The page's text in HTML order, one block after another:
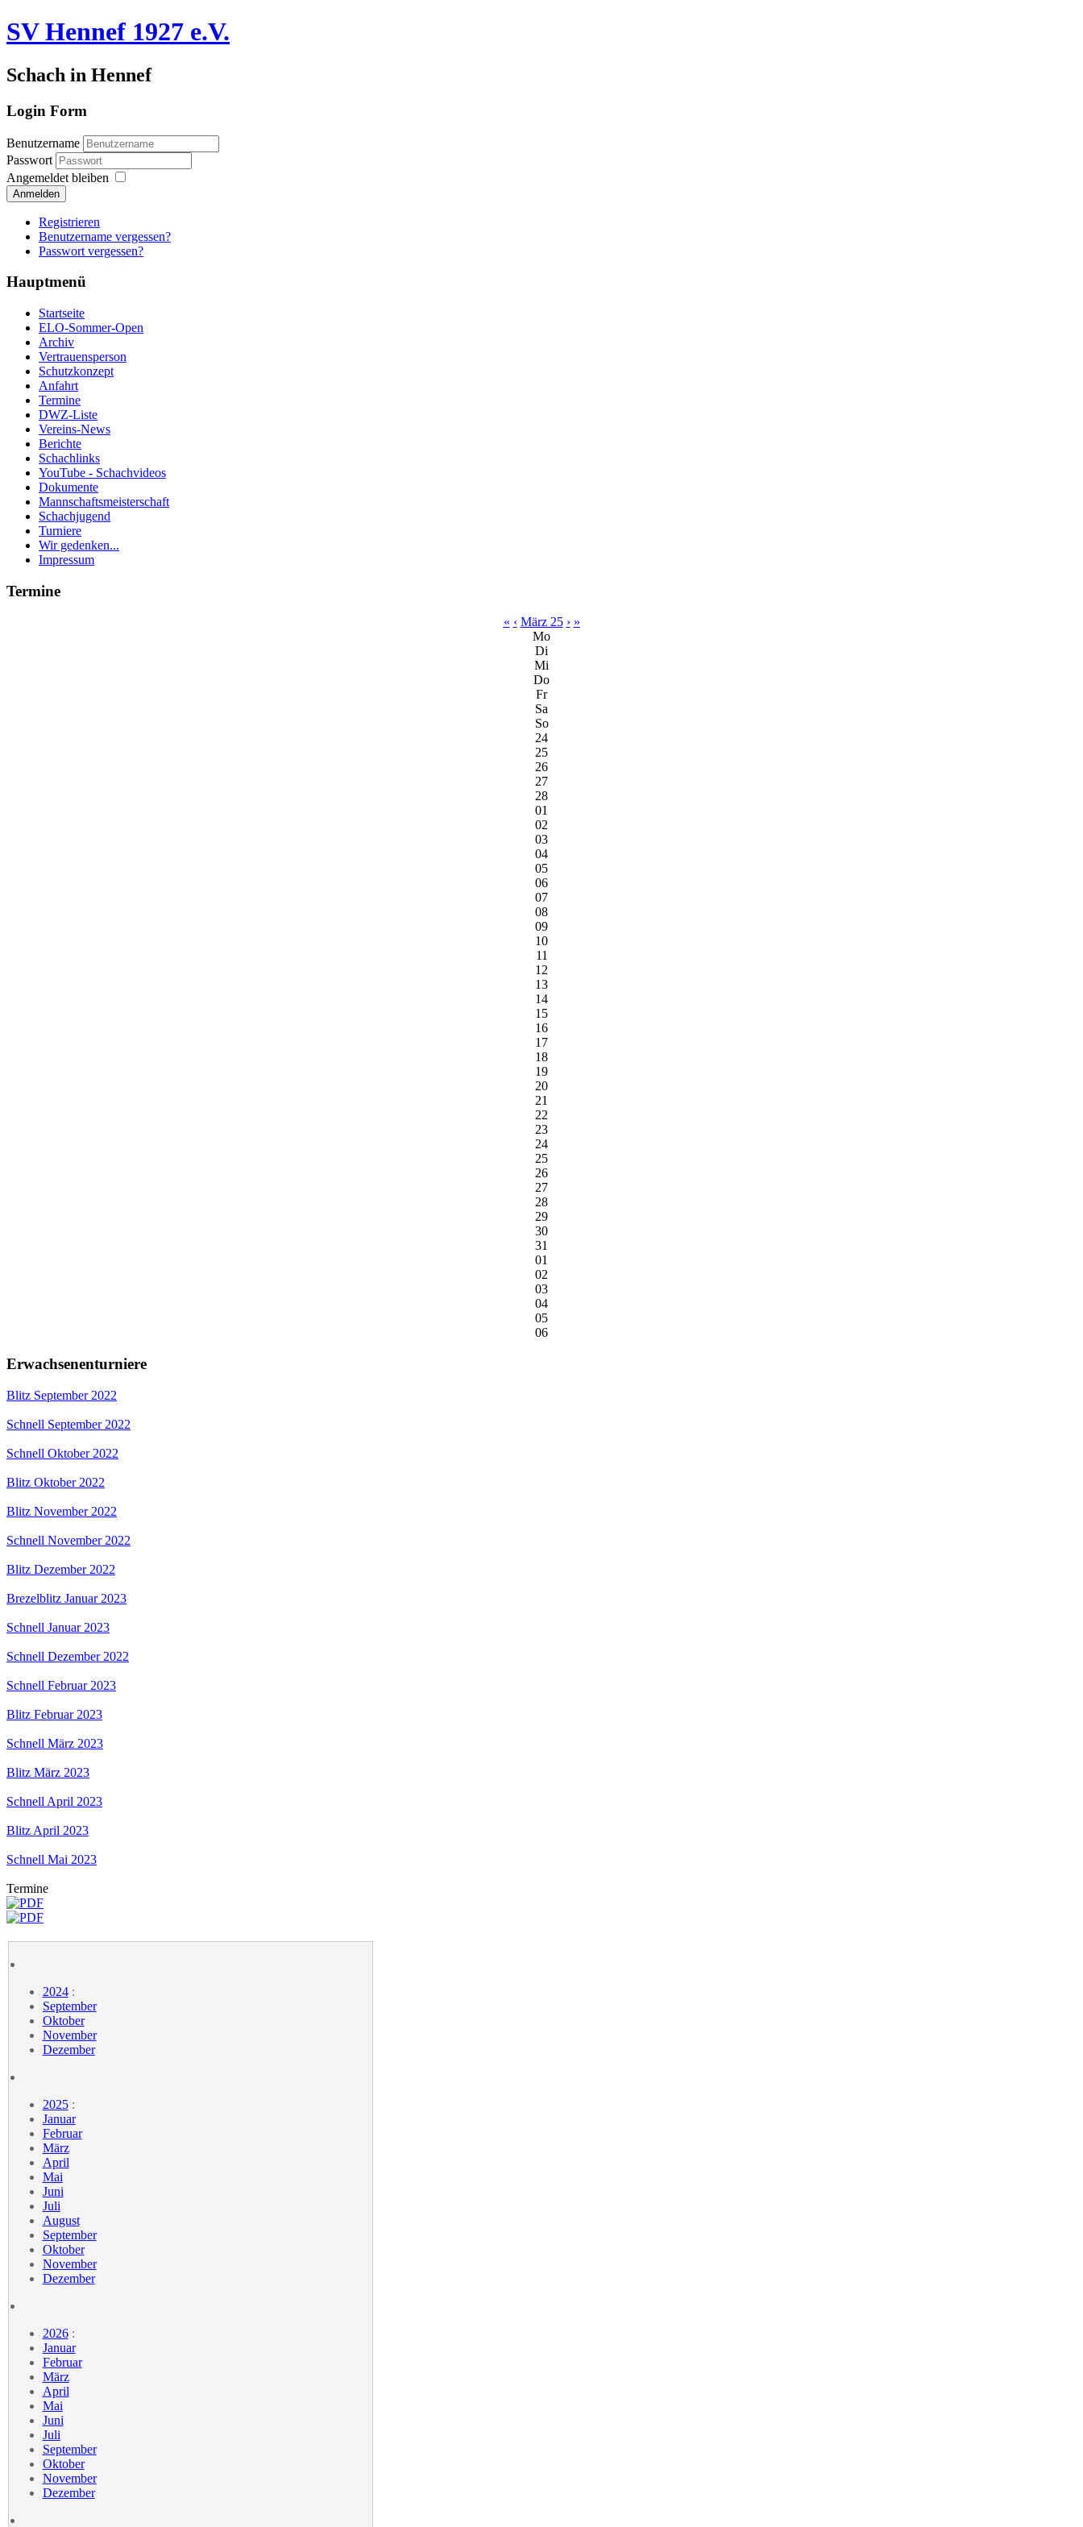
SV Hennef 1927 e.V.
Schach in Hennef
Login Form
Benutzername
Passwort
Angemeldet bleiben
Anmelden
Registrieren
Benutzername vergessen?
Passwort vergessen?
Hauptmenü
Startseite
ELO-Sommer-Open
Archiv
Vertrauensperson
Schutzkonzept
Anfahrt
Termine
DWZ-Liste
Vereins-News
Berichte
Schachlinks
YouTube - Schachvideos
Dokumente
Mannschaftsmeisterschaft
Schachjugend
Turniere
Wir gedenken...
Impressum
Termine
« ‹ März 25 › »
Mo
Di
Mi
Do
Fr
Sa
So
24
25
26
27
28
01
02
03
04
05
06
07
08
09
10
11
12
13
14
15
16
17
18
19
20
21
22
23
24
25
26
27
28
29
30
31
01
02
03
04
05
06
Erwachsenenturniere
Blitz September 2022
Schnell September 2022
Schnell Oktober 2022
Blitz Oktober 2022
Blitz November 2022
Schnell November 2022
Blitz Dezember 2022
Brezelblitz Januar 2023
Schnell Januar 2023
Schnell Dezember 2022
Schnell Februar 2023
Blitz Februar 2023
Schnell März 2023
Blitz März 2023
Schnell April 2023
Blitz April 2023
Schnell Mai 2023
Termine
2024:
September
Oktober
November
Dezember
2025:
Januar
Februar
März
April
Mai
Juni
Juli
August
September
Oktober
November
Dezember
2026:
Januar
Februar
März
April
Mai
Juni
Juli
September
Oktober
November
Dezember